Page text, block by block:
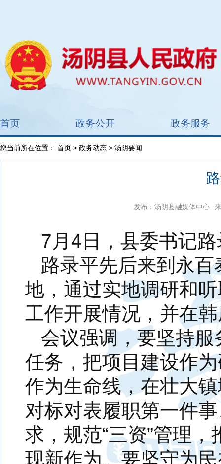
首页 政务公开 政务服务
您当前所在位置： 首页 > 政务动态 > 汤阴要闻
发布：汤阴县融媒体中心
7月4日，县委书记
路录平先后来到永
地，通过实地调研和
工作开展情况，并在
会议强调，要坚持服
任务，把项目建设作
作为生命线，在壮大
对标对表履职第一件
求，规范“三资”管理
现新作为。要坚守为